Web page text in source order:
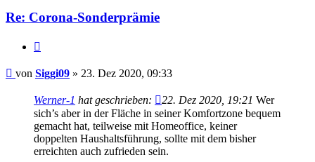
Re: Corona-Sonderprämie
Beitrag
von Siggi09 » 23. Dez 2020, 09:33
Werner-1 hat geschrieben: 22. Dez 2020, 19:21 Wer
sich’s aber in der Fläche in seiner Komfortzone bequem
gemacht hat, teilweise mit Homeoffice, keiner
doppelten Haushaltsführung, sollte mit dem bisher
erreichten auch zufrieden sein.